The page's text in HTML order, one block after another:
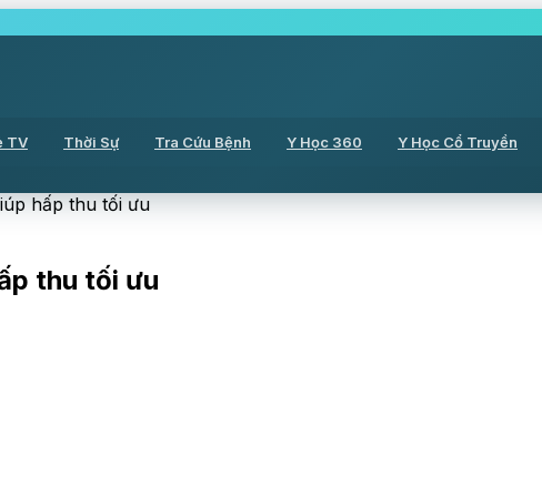
TV Thời Sự Tra Cứu Bệnh Y Học 360 Y Học Cổ Truyền
hấp thu tối ưu
thu tối ưu